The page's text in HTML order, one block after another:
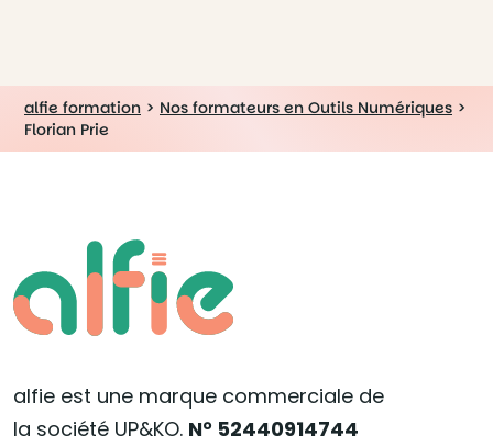
alfie formation > Nos formateurs en Outils Numériques >
Florian Prie
alfie est une marque commerciale de
la société UP&KO. N° 52440914744